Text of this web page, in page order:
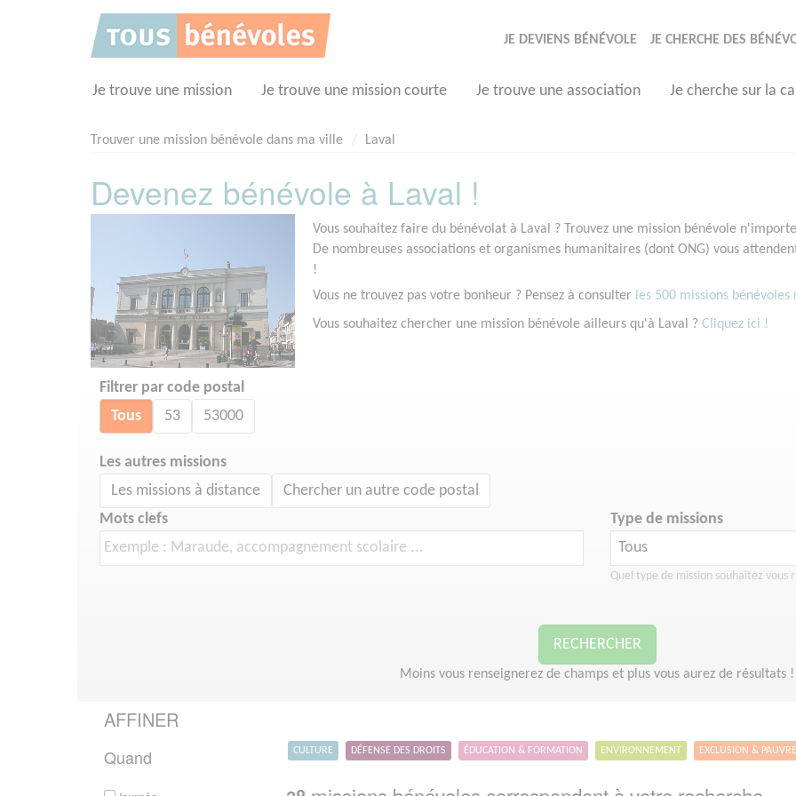
JE DEVIENS BÉNÉVOLE JE CHERCHE DES
Je trouve une mission Je trouve une mission courte Je trouve une association Je cherche sur la
Trouver une mission bénévole dans ma ville Laval
Devenez bénévole à Laval !
Vous souhaitez faire du bénévolat à Laval ? Trouvez une mission bénévole
De nombreuses associations et organismes humanitaires (dont ONG) vous
!
Vous ne trouvez pas votre bonheur ? Pensez à consulter les 500 missions
Vous souhaitez chercher une mission bénévole ailleurs qu'à Laval ? Cliquez ici !
Filtrer par code postal
Tous 53 53000
Les autres missions
Les missions à distance Chercher un autre code postal
Mots clefs Type de missions
Quel type de mission souhaitez vous
RECHERCHER
Moins vous renseignerez de champs et plus vous aurez de résultats !
AFFINER
Quand CULTURE DÉFENSE DES DROITS ÉDUCATION & FORMATION ENVIRONNEMENT EXCLUSION &